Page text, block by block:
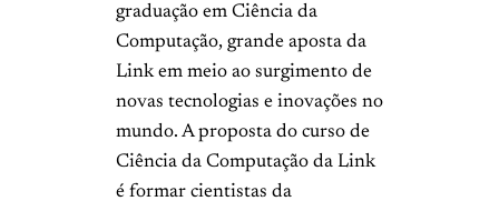
graduação em Ciência da
Computação, grande aposta da
Link em meio ao surgimento de
novas tecnologias e inovações no
mundo. A proposta do curso de
Ciência da Computação da Link
é formar cientistas da